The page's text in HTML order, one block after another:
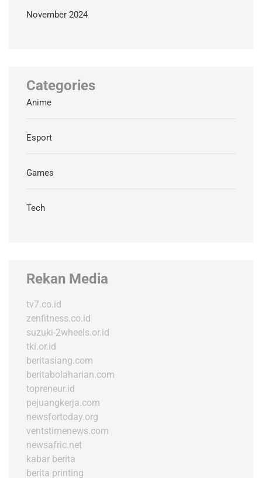
November 2024
Categories
Anime
Esport
Games
Tech
Rekan Media
tv7.co.id
zenfitness.co.id
suzuki-2wheels.or.id
tki.or.id
beritasiang.com
beritabolaharian.com
topreneur.id
pejuangkerja.com
newsfortoday.org
ventstimenews.com
newsafric.net
kabar berita
berita printing